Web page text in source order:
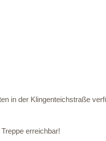
in der Klingenteichstraße
erreichbar!